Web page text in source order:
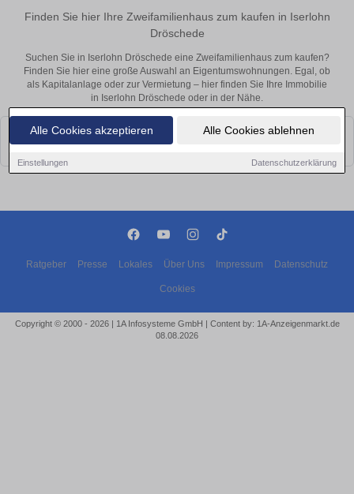
Alle Cookies akzeptieren Alle Cookies ablehnen
Einstellungen Datenschutzerklärung
Finden Sie hier Ihre Zweifamilienhaus zum kaufen in Iserlohn
Dröschede
Suchen Sie in Iserlohn Dröschede eine Zweifamilienhaus zum kaufen?
Finden Sie hier eine große Auswahl an Eigentumswohnungen. Egal, ob
als Kapitalanlage oder zur Vermietung – hier finden Sie Ihre Immobilie
in Iserlohn Dröschede oder in der Nähe.
Leider konnten wir derzeit keine passenden Objekte finden. Schauen Sie
bald wieder vorbei!
Ratgeber Presse Lokales Über Uns Impressum Datenschutz
Cookies
Copyright © 2000 - 2026 | 1A Infosysteme GmbH | Content by: 1A-Anzeigenmarkt.de
08.08.2026